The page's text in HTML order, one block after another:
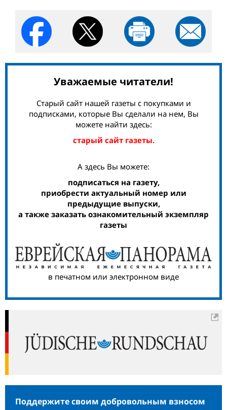
Уважаемые читатели!
Старый сайт нашей газеты с покупками и
подписками, которые Вы сделали на нем, Вы
можете найти здесь:
старый сайт газеты.
А здесь Вы можете:
подписаться на газету,
приобрести актуальный номер или
предыдущие выпуски,
а также заказать ознакомительный экземпляр
газеты
в печатном или электронном виде
Поддержите своим добровольным взносом